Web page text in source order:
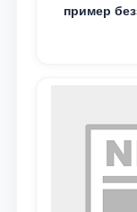
пример
Родине и